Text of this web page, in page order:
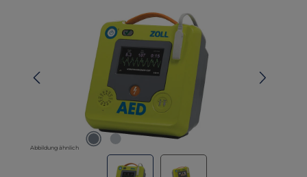
Abbildung ähnlich